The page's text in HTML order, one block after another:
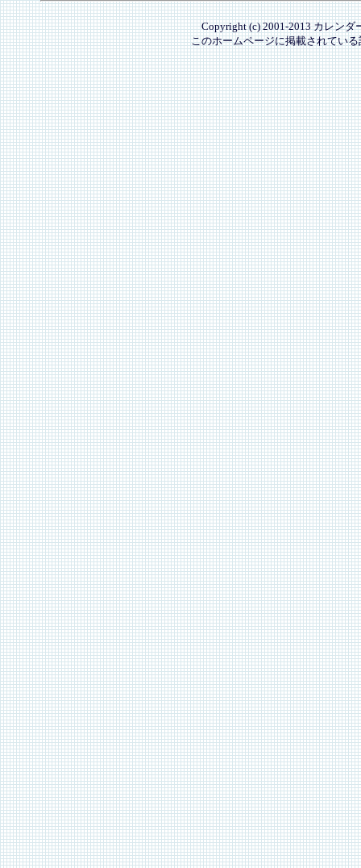
Copyright (c) 2001-2013 カレンダ
このホームページに掲載されてい